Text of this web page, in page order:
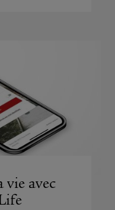
avec